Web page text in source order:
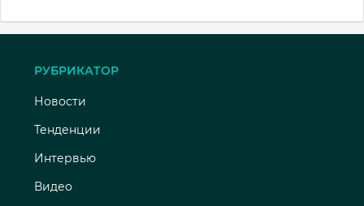
РУБРИКАТОР
Новости
Тенденции
Интервью
Видео